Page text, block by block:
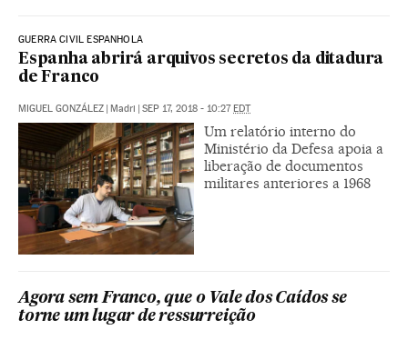
GUERRA CIVIL ESPANHOLA
Espanha abrirá arquivos secretos da ditadura
de Franco
MIGUEL GONZÁLEZ | Madri | SEP 17, 2018 - 10:27EDT
Um relatório interno do
Ministério da Defesa apoia a
liberação de documentos
militares anteriores a 1968
Agora sem Franco, que o Vale dos Caídos se
torne um lugar de ressurreição